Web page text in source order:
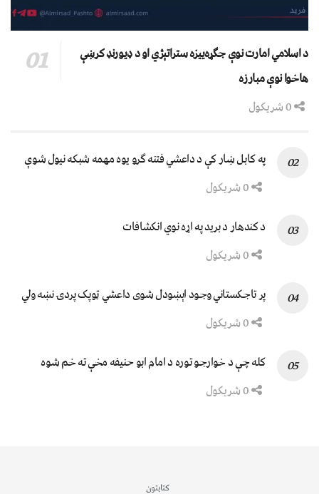
د اسلامي امارت نوې جګړه‌ییزه ستراتېژي او د ډیورنډ کرښې
هاخوا نوې مبارزه
په کابل ښار کې د داعشي فتنه ګرو يوه مهمه شبکه نيول شوې
د کندهار د برید په اړه نوي انکشافات
پر تاجکستاني وجود اېښودل شوی داعشي ټوپک پردۍ نښه ولي
کله چې د خوارجو توره د امام ابو حنیفه مخې ته خم شوه
کتابتون